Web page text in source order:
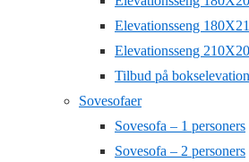
Elevationsseng
Elevationsseng
Tilbud på
Sovesofaer
Sovesofa – 1 personers
Sovesofa – 2 personers